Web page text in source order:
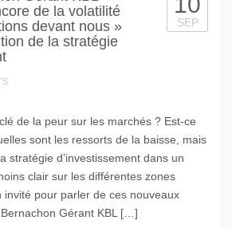
de la volatilité
devant nous »
de la stratégie
SEP
de la peur sur les marchés ? Est-ce
sont les ressorts de la baisse, mais
stratégie d’investissement dans un
clair sur les différentes zones
invité pour parler de ces nouveaux
Gérant KBL […]